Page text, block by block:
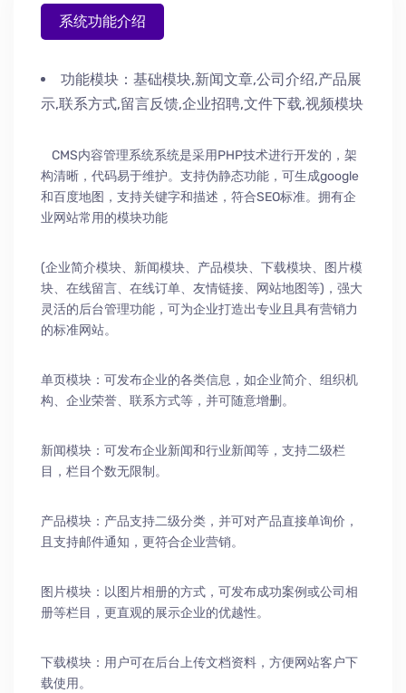
系统功能介绍
功能模块： 基础模块,新闻文章,公司介绍,产品展
示,联系方式,留言反馈,企业招聘,文件下载,视频模块
CMS内容管理系统系统是采用PHP技术进行开发的，架
构清晰，代码易于维护。支持伪静态功能，可生成google
和百度地图，支持关键字和描述，符合SEO标准。拥有企
业网站常用的模块功能
(企业简介模块、新闻模块、产品模块、下载模块、图片模
块、在线留言、在线订单、友情链接、网站地图等)，强大
灵活的后台管理功能，可为企业打造出专业且具有营销力
的标准网站。
单页模块：可发布企业的各类信息，如企业简介、组织机
构、企业荣誉、联系方式等，并可随意增删。
新闻模块：可发布企业新闻和行业新闻等，支持二级栏
目，栏目个数无限制。
产品模块：产品支持二级分类，并可对产品直接单询价，
且支持邮件通知，更符合企业营销。
图片模块：以图片相册的方式，可发布成功案例或公司相
册等栏目，更直观的展示企业的优越性。
下载模块：用户可在后台上传文档资料，方便网站客户下
载使用。